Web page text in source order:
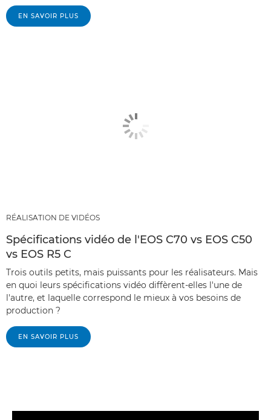
EN SAVOIR PLUS
RÉALISATION DE VIDÉOS
Spécifications vidéo de l'EOS C70 vs EOS C50
vs EOS R5 C
Trois outils petits, mais puissants pour les réalisateurs. Mais
en quoi leurs spécifications vidéo diffèrent-elles l'une de
l'autre, et laquelle correspond le mieux à vos besoins de
production ?
EN SAVOIR PLUS